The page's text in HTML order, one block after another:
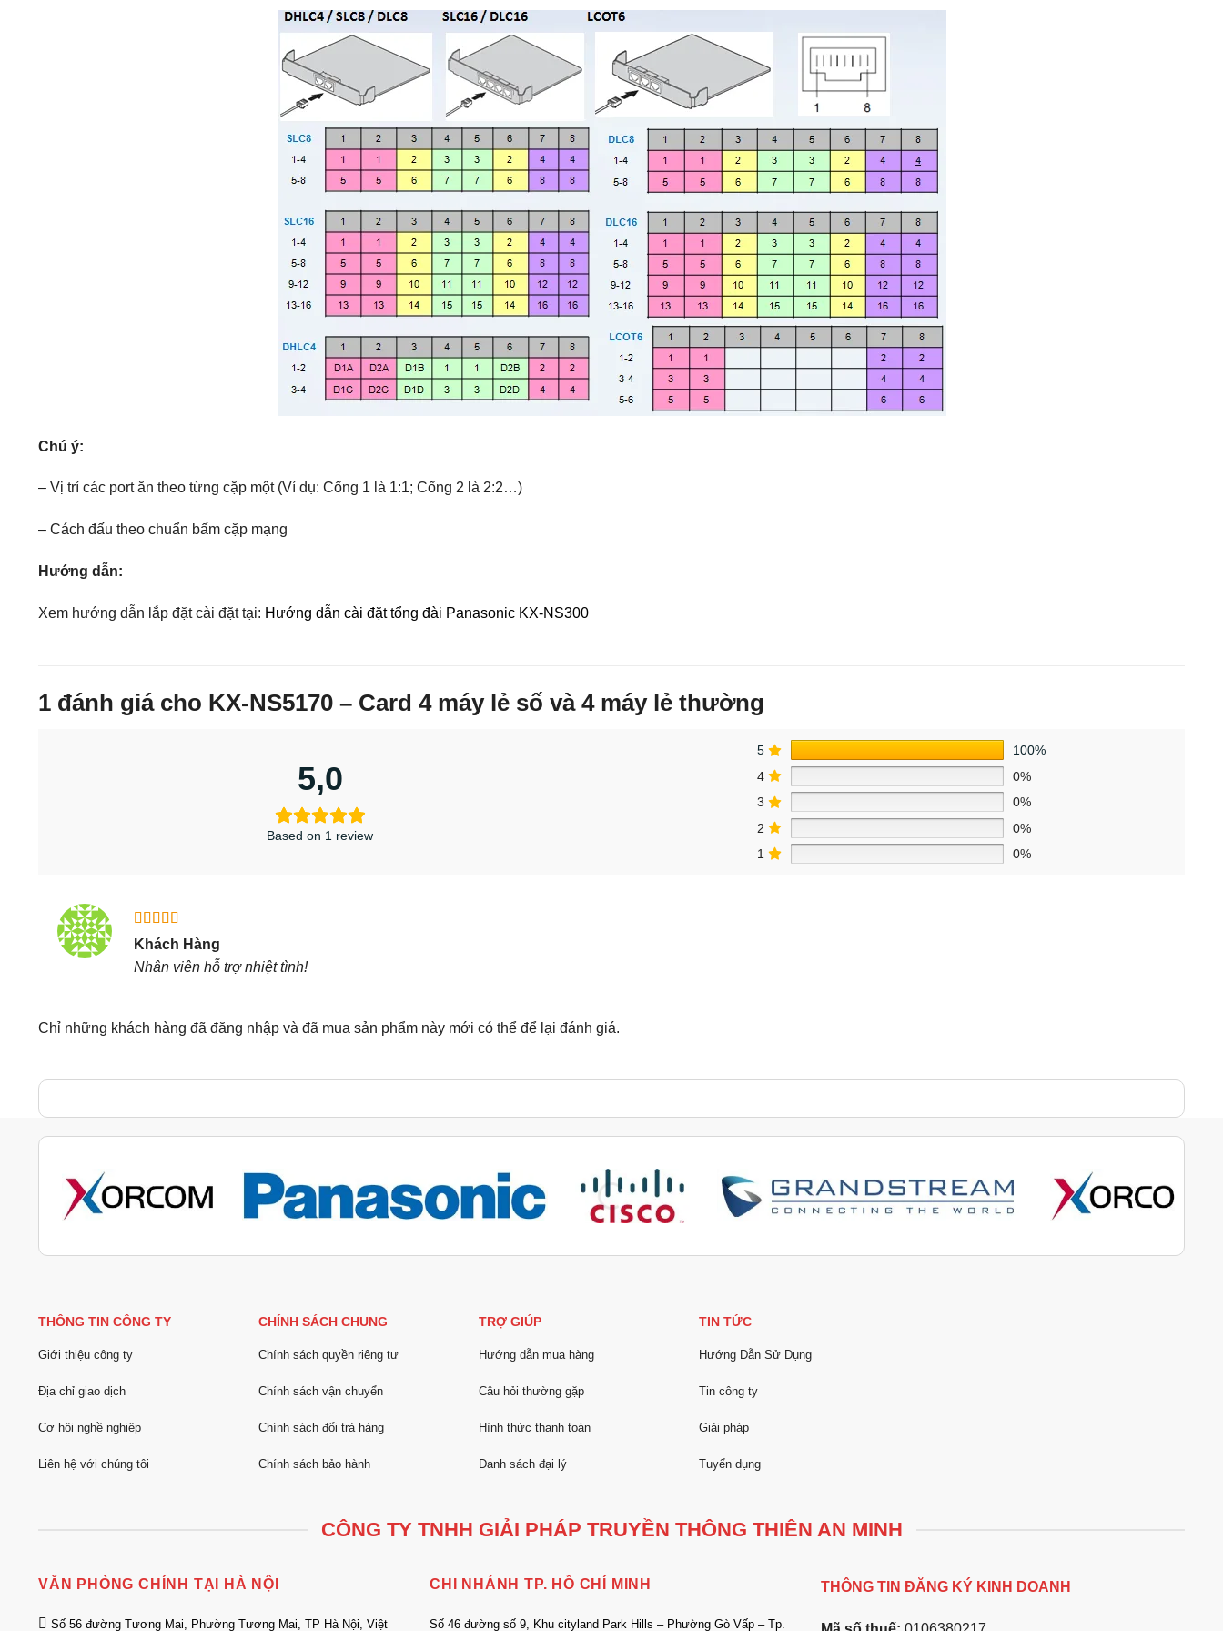
Chú ý:
– Vị trí các port ăn theo từng cặp một (Ví dụ: Cổng 1 là 1:1; Cổng 2 là 2:2…)
– Cách đấu theo chuẩn bấm cặp mạng
Hướng dẫn:
Xem hướng dẫn lắp đặt cài đặt tại: Hướng dẫn cài đặt tổng đài Panasonic KX-NS300
1 đánh giá cho KX-NS5170 – Card 4 máy lẻ số và 4 máy lẻ thường
5,0
Based on 1 review
5
100%
4
0%
3
0%
2
0%
1
0%
Được xếp
hạng55
sao
Khách Hàng
Nhân viên hỗ trợ nhiệt tình!
Chỉ những khách hàng đã đăng nhập và đã mua sản phẩm này mới có thể để lại đánh giá.
THÔNG TIN CÔNG TY
Giới thiệu công ty
Địa chỉ giao dịch
Cơ hội nghề nghiệp
Liên hệ với chúng tôi
CHÍNH SÁCH CHUNG
Chính sách quyền riêng tư
Chính sách vận chuyển
Chính sách đổi trả hàng
Chính sách bảo hành
TRỢ GIÚP
Hướng dẫn mua hàng
Câu hỏi thường gặp
Hình thức thanh toán
Danh sách đại lý
TIN TỨC
Hướng Dẫn Sử Dụng
Tin công ty
Giải pháp
Tuyển dụng
CÔNG TY TNHH GIẢI PHÁP TRUYỀN THÔNG THIÊN AN MINH
VĂN PHÒNG CHÍNH TẠI HÀ NỘI
Số 56 đường Tương Mai, Phường Tương Mai, TP Hà Nội, Việt
CHI NHÁNH TP. HỒ CHÍ MINH
Số 46 đường số 9, Khu cityland Park Hills – Phường Gò Vấp – Tp.
THÔNG TIN ĐĂNG KÝ KINH DOANH